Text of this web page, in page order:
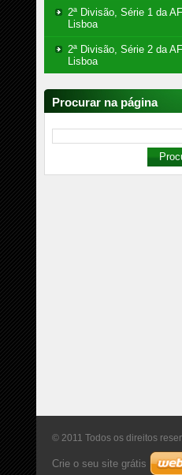
2ª Divisão, Série 1 da AF
Lisboa
2ª Divisão, Série 2 da AF
Lisboa
Procurar na página
© 2011 Todos os direitos
Crie o seu site grátis